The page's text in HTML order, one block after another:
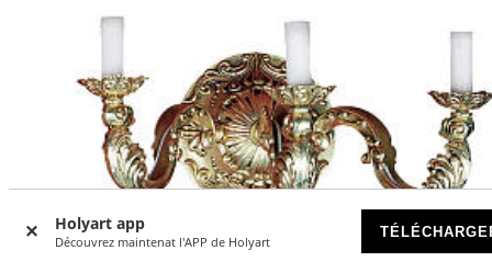
Holyart app
Découvrez maintenat l'APP de Holyart